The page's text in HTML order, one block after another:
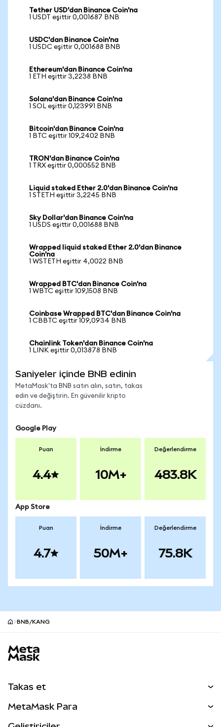
Tether USD'dan Binance Coin'na
1 USDT eşittir 0,001687 BNB
USDC'dan Binance Coin'na
1 USDC eşittir 0,001688 BNB
Ethereum'dan Binance Coin'na
1 ETH eşittir 3,2238 BNB
Solana'dan Binance Coin'na
1 SOL eşittir 0,123991 BNB
Bitcoin'dan Binance Coin'na
1 BTC eşittir 109,2402 BNB
TRON'dan Binance Coin'na
1 TRX eşittir 0,000552 BNB
Liquid staked Ether 2.0'dan Binance Coin'na
1 STETH eşittir 3,2245 BNB
Sky Dollar'dan Binance Coin'na
1 USDS eşittir 0,001688 BNB
Wrapped liquid staked Ether 2.0'dan Binance
Coin'na
1 WSTETH eşittir 4,0022 BNB
Wrapped BTC'dan Binance Coin'na
1 WBTC eşittir 109,1508 BNB
Coinbase Wrapped BTC'dan Binance Coin'na
1 CBBTC eşittir 109,0934 BNB
Chainlink Token'dan Binance Coin'na
1 LINK eşittir 0,013878 BNB
Saniyeler içinde BNB edinin
MetaMask'ta BNB satın alın, satın, takas
edin ve değiştirin. En güvenilir kripto
cüzdanı.
Google Play
Puan
4.4
İndirme
10M+
Değerlendirme
483.8K
App Store
Puan
4.7
İndirme
50M+
Değerlendirme
75.8K
BNB/KANG
Takas et
MetaMask Para